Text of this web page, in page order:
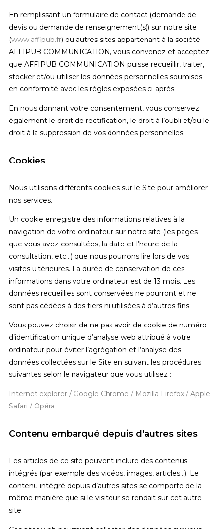
En remplissant un formulaire de contact (demande de
devis ou demande de renseignement(s)) sur notre site
(www.affipub.fr) ou autres sites appartenant à la société
AFFIPUB COMMUNICATION, vous convenez et acceptez
que AFFIPUB COMMUNICATION puisse recueillir, traiter,
stocker et/ou utiliser les données personnelles soumises
en conformité avec les règles exposées ci-après.
En nous donnant votre consentement, vous conservez
également le droit de rectification, le droit à l’oubli et/ou le
droit à la suppression de vos données personnelles.
Cookies
Nous utilisons différents cookies sur le Site pour améliorer
nos services.
Un cookie enregistre des informations relatives à la
navigation de votre ordinateur sur notre site (les pages
que vous avez consultées, la date et l’heure de la
consultation, etc…) que nous pourrons lire lors de vos
visites ultérieures. La durée de conservation de ces
informations dans votre ordinateur est de 13 mois. Les
données recueillies sont conservées ne pourront et ne
sont pas cédées à des tiers ni utilisées à d’autres fins.
Vous pouvez choisir de ne pas avoir de cookie de numéro
d’identification unique d’analyse web attribué à votre
ordinateur pour éviter l’agrégation et l’analyse des
données collectées sur le Site en suivant les procédures
suivantes selon le navigateur que vous utilisez :
Internet explorer / Google Chrome / Mozilla Firefox / Apple
Safari / Opéra
Contenu embarqué depuis d'autres sites
Les articles de ce site peuvent inclure des contenus
intégrés (par exemple des vidéos, images, articles…). Le
contenu intégré depuis d’autres sites se comporte de la
même manière que si le visiteur se rendait sur cet autre
site.